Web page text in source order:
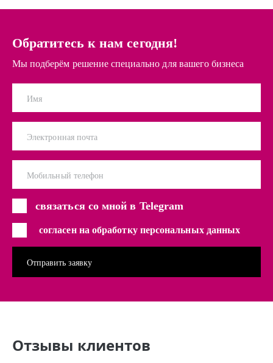
Обратитесь к нам сегодня!
Мы подберём решение специально для вашего бизнеса
Имя
Электронная почта
Мобильный телефон
связаться со мной в Telegram
согласен на обработку персональных данных
Отзывы клиентов